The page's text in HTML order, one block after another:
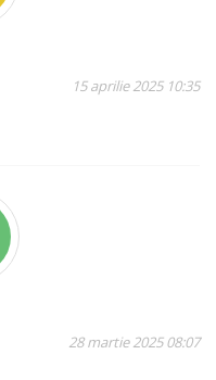
15 aprilie 2025 10:35
28 martie 2025 08:07